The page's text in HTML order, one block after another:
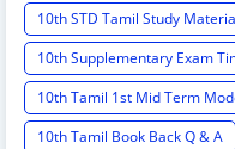
10th STD Tamil Study
10th Supplementary Exam
10th Tamil 1st Mid Term
10th Tamil Book Back Q & A